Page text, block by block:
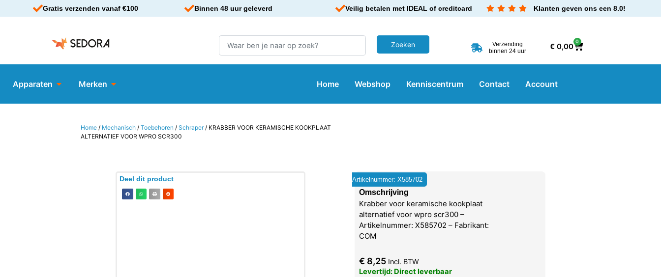
Gratis verzenden vanaf €100 Binnen 48 uur geleverd Veilig betalen met IDEAL of creditcard Klanten geven ons een 8.0!
Verzending
binnen 24 uur
€0,00
0
Apparaten Merken Home Webshop Kenniscentrum Contact Account
Home / Mechanisch /Toebehoren /Schraper/ KRABBER VOOR KERAMISCHE KOOKPLAAT
ALTERNATIEF VOOR WPRO SCR300
Deel dit product Artikelnummer: X585702
Omschrijving
Krabber voor keramische kookplaat
alternatief voor wpro scr300 –
Artikelnummer: X585702 – Fabrikant:
COM
€ 8,25 Incl. BTW
Levertijd: Direct leverbaar